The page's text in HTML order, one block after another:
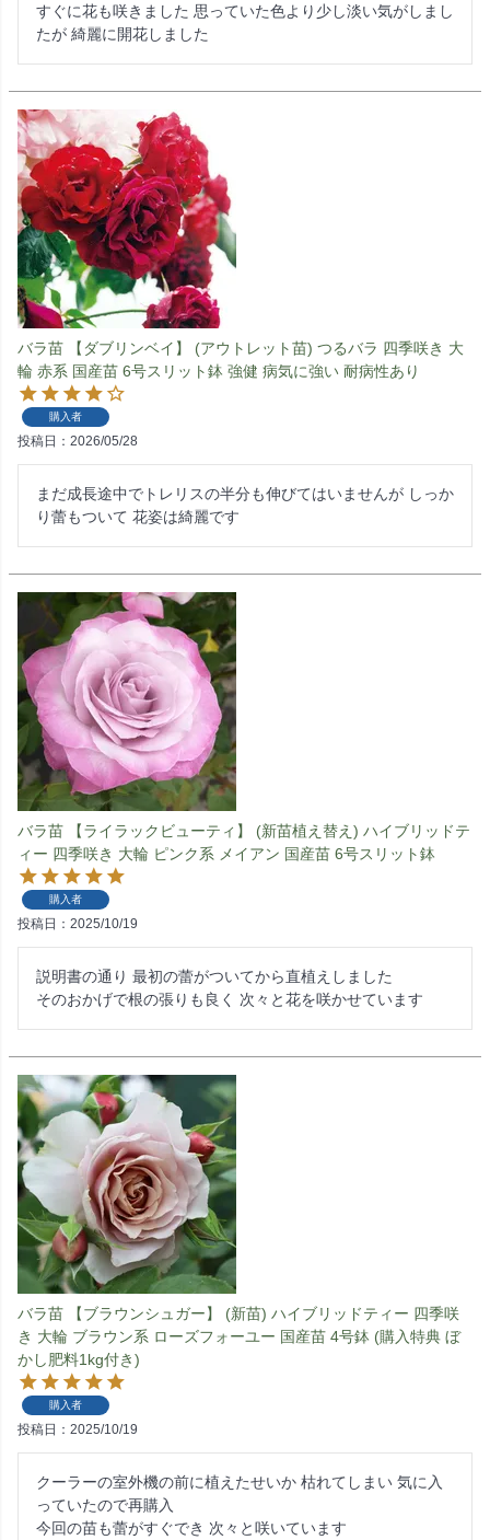
すぐに花も咲きました 思っていた色より少し淡い気がしまし
たが 綺麗に開花しました
バラ苗 【ダブリンベイ】 (アウトレット苗) つるバラ 四季咲き 大
輪 赤系 国産苗 6号スリット鉢 強健 病気に強い 耐病性あり
購入者
投稿日 2026/05/28
まだ成長途中でトレリスの半分も伸びてはいませんが しっか
り蕾もついて 花姿は綺麗です
バラ苗 【ライラックビューティ】 (新苗植え替え) ハイブリッドテ
ィー 四季咲き 大輪 ピンク系 メイアン 国産苗 6号スリット鉢
購入者
投稿日 2025/10/19
説明書の通り 最初の蕾がついてから直植えしました
そのおかげで根の張りも良く 次々と花を咲かせています
バラ苗 【ブラウンシュガー】 (新苗) ハイブリッドティー 四季咲
き 大輪 ブラウン系 ローズフォーユー 国産苗 4号鉢 (購入特典 ぼ
かし肥料1kg付き)
購入者
投稿日 2025/10/19
クーラーの室外機の前に植えたせいか 枯れてしまい 気に入
っていたので再購入